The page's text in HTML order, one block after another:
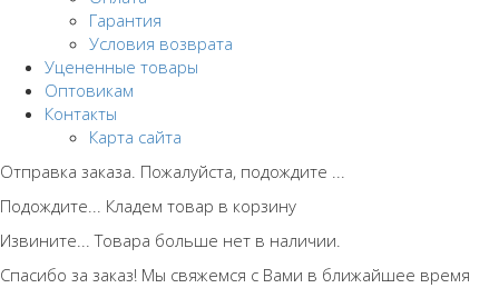
Гарантия
Условия возврата
Уцененные товары
Оптовикам
Контакты
Карта сайта
Отправка заказа. Пожалуйста, подождите ...
Подождите... Кладем товар в корзину
Извините... Товара больше нет в наличии.
Спасибо за заказ! Мы свяжемся с Вами в ближайшее время